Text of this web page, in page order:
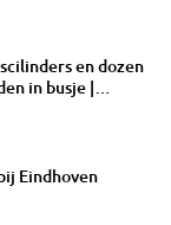
en dozen
in busje |
Eindhoven